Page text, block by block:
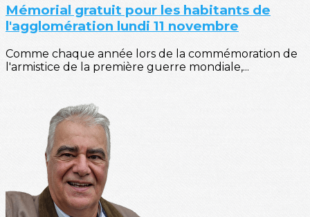
Mémorial gratuit pour les habitants de
l'agglomération lundi 11 novembre
Comme chaque année lors de la commémoration de
l'armistice de la première guerre mondiale,...